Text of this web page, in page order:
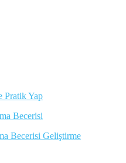
Pratik Yap
Becerisi Geliştirme